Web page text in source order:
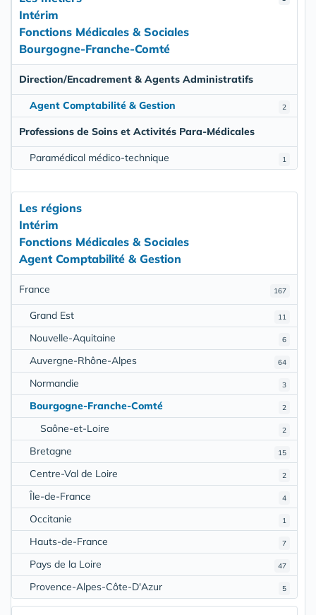
Intérim
Fonctions Médicales & Sociales
Bourgogne-Franche-Comté
Direction/Encadrement & Agents Administratifs
2
Agent Comptabilité & Gestion
Professions de Soins et Activités Para-Médicales
1
Paramédical médico-technique
Les régions
Intérim
Fonctions Médicales & Sociales
Agent Comptabilité & Gestion
167
France
11
Grand Est
6
Nouvelle-Aquitaine
64
Auvergne-Rhône-Alpes
3
Normandie
2
Bourgogne-Franche-Comté
2
Saône-et-Loire
15
Bretagne
2
Centre-Val de Loire
4
Île-de-France
1
Occitanie
7
Hauts-de-France
47
Pays de la Loire
5
Provence-Alpes-Côte-D'Azur